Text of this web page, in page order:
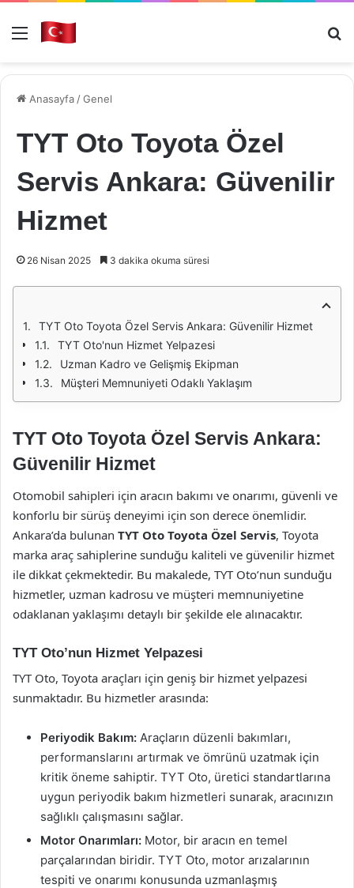
Menü
Anasayfa /Genel
TYT Oto Toyota Özel
Servis Ankara: Güvenilir
Hizmet
26 Nisan 2025 3 dakika okuma süresi
TYT Oto Toyota Özel Servis Ankara: Güvenilir Hizmet
TYT Oto'nun Hizmet Yelpazesi
Uzman Kadro ve Gelişmiş Ekipman
Müşteri Memnuniyeti Odaklı Yaklaşım
TYT Oto Toyota Özel Servis Ankara:
Güvenilir Hizmet
Otomobil sahipleri için aracın bakımı ve onarımı, güvenli ve
konforlu bir sürüş deneyimi için son derece önemlidir.
Ankara’da bulunan TYT Oto Toyota Özel Servis, Toyota
marka araç sahiplerine sunduğu kaliteli ve güvenilir hizmet
ile dikkat çekmektedir. Bu makalede, TYT Oto’nun sunduğu
hizmetler, uzman kadrosu ve müşteri memnuniyetine
odaklanan yaklaşımı detaylı bir şekilde ele alınacaktır.
TYT Oto’nun Hizmet Yelpazesi
TYT Oto, Toyota araçları için geniş bir hizmet yelpazesi
sunmaktadır. Bu hizmetler arasında:
Periyodik Bakım: Araçların düzenli bakımları,
performanslarını artırmak ve ömrünü uzatmak için
kritik öneme sahiptir. TYT Oto, üretici standartlarına
uygun periyodik bakım hizmetleri sunarak, aracınızın
sağlıklı çalışmasını sağlar.
Motor Onarımları: Motor, bir aracın en temel
parçalarından biridir. TYT Oto, motor arızalarının
tespiti ve onarımı konusunda uzmanlaşmış